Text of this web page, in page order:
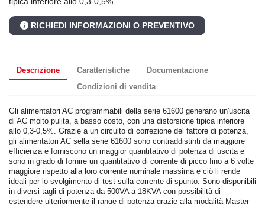
RICHIEDI INFORMAZIONI O PREVENTIVO
Descrizione Caratteristiche
Documentazione
Condizioni di vendita
Gli alimentatori AC programmabili della serie 61600 generano un'uscita
di AC molto pulita, a basso costo, con una distorsione tipica inferiore
allo 0,3-0,5%. Grazie a un circuito di correzione del fattore di potenza,
gli alimentatori AC sella serie 61600 sono contraddistinti da maggiore
efficienza e forniscono un maggior quantitativo di potenza di uscita e
sono in grado di fornire un quantitativo di corrente di picco fino a 6 volte
maggiore rispetto alla loro corrente nominale massima e ciò li rende
ideali per lo svolgimento di test sulla corrente di spunto. Sono disponibili
in diversi tagli di potenza da 500VA a 18KVA con possibilità di
estendere ulteriormente il range di potenza grazie alla modalità Master-